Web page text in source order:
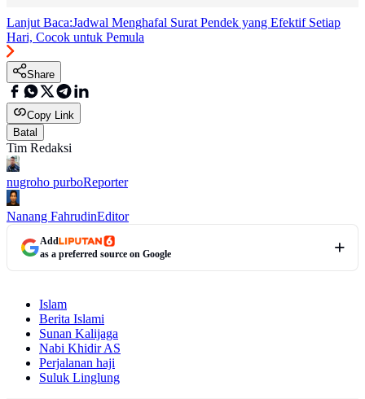
Lanjut Baca:Jadwal Menghafal Surat Pendek yang Efektif Setiap
Hari, Cocok untuk Pemula
Share
Copy Link
Batal
Tim Redaksi
nugroho purboReporter
Nanang FahrudinEditor
Add
as a preferred source on Google
Islam
Berita Islami
Sunan Kalijaga
Nabi Khidir AS
Perjalanan haji
Suluk Linglung